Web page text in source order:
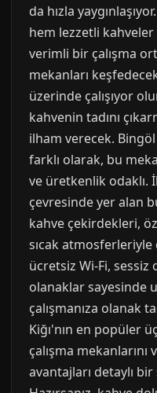
da hızla
hem lezzetli
verimli bir çalışma
mekanları
üzerinde çalışıyor
kahvenin tadını
ilham verecek.
farklı olarak, bu
ve üretkenlik odaklı.
çevresinde yer alan
kahve çekirdekleri,
sıcak atmosferleriyle
ücretsiz Wi-Fi,
olanaklar sayesinde
çalışmanıza olanak
Kiğı'nın en popüler
çalışma
avantajları detaylı